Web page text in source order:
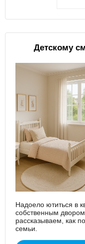
Детскому
Надоело ютиться в
собственным
рассказываем, как
семьи.